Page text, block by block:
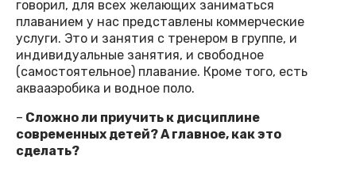
говорил, для всех желающих заниматься
плаванием у нас представлены коммерческие
услуги. Это и занятия с тренером в группе, и
индивидуальные занятия, и свободное
(самостоятельное) плавание. Кроме того, есть
аквааэробика и водное поло.
– Сложно ли приучить к дисциплине
современных детей? А главное, как это
сделать?